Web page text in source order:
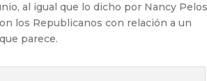
al igual que lo dicho por Nancy
los Republicanos con relación a un
parece.